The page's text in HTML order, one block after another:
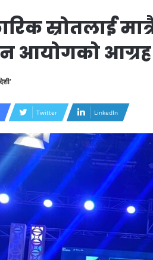
स्रोतलाई
आयोगको आग्रह
Twitter LinkedIn